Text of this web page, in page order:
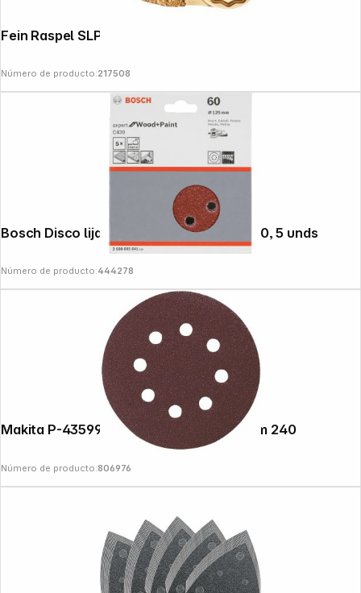
Número de producto:217508
Bosch Disco lija C 430 D125mm grado P60, 5 unds
Número de producto:444278
Makita P-43599 Sandpaper Velcro 125mm 240
Número de producto:806976